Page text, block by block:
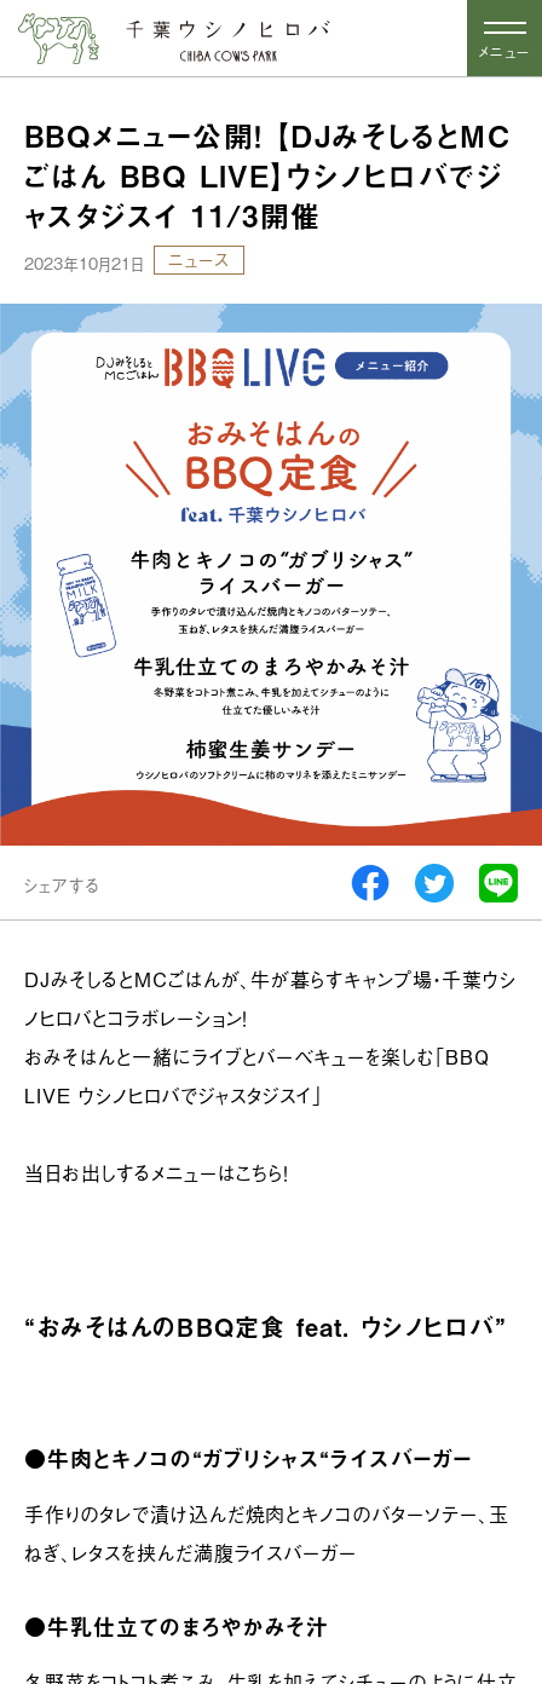
メニュー
BBQメニュー公開！ 【DJみそしるとMC
ごはん BBQ LIVE】ウシノヒロバでジ
ャスタジスイ 11/3開催
2023年10月21日 ニュース
シェアする
DJみそしるとMCごはんが、牛が暮らすキャンプ場・千葉ウシ
ノヒロバとコラボレーション！
おみそはんと一緒にライブとバーベキューを楽しむ「BBQ
LIVE ウシノヒロバでジャスタジスイ」
当日お出しするメニューはこちら！
“おみそはんのBBQ定食 feat. ウシノヒロバ”
●牛肉とキノコの“ガブリシャス“ライスバーガー
手作りのタレで漬け込んだ焼肉とキノコのバターソテー、玉
ねぎ、レタスを挟んだ満腹ライスバーガー
●牛乳仕立てのまろやかみそ汁